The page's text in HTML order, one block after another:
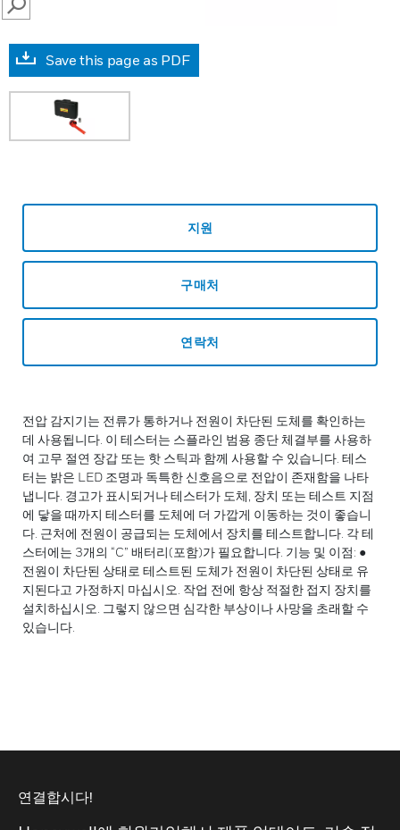
SEARCH
Save this page as PDF
지원
구매처
연락처
전압 감지기는 전류가 통하거나 전원이 차단된 도체를 확인하는
데 사용됩니다. 이 테스터는 스플라인 범용 종단 체결부를 사용하
여 고무 절연 장갑 또는 핫 스틱과 함께 사용할 수 있습니다. 테스
터는 밝은 LED 조명과 독특한 신호음으로 전압이 존재함을 나타
냅니다. 경고가 표시되거나 테스터가 도체, 장치 또는 테스트 지점
에 닿을 때까지 테스터를 도체에 더 가깝게 이동하는 것이 좋습니
다. 근처에 전원이 공급되는 도체에서 장치를 테스트합니다. 각 테
스터에는 3개의 “C” 배터리(포함)가 필요합니다. 기능 및 이점: ●
전원이 차단된 상태로 테스트된 도체가 전원이 차단된 상태로 유
지된다고 가정하지 마십시오. 작업 전에 항상 적절한 접지 장치를
설치하십시오. 그렇지 않으면 심각한 부상이나 사망을 초래할 수
있습니다.
연결합시다!